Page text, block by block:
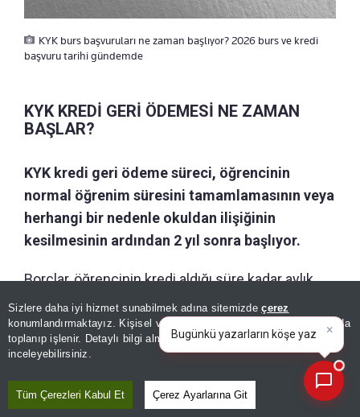
Sizlere daha iyi hizmet sunabilmek adına sitemizdeçerez
konumlandırmaktayız. Kişisel verileriniz, KVKK ve GDPR kapsamında
toplanıp işlenir. Detaylı bilgi almak içinAydınlatma Metnimizi
inceleyebilirsiniz.
Tüm Çerezleri Kabul Et Çerez Ayarlarına Git
KYK burs başvuruları ne zaman başlıyor? 2026 burs ve kredi
başvuru tarihi gündemde
KYK KREDİ GERİ ÖDEMESİ NE ZAMAN
BAŞLAR?
KYK kredi geri ödeme süreci, öğrencinin
normal öğrenim süresini tamamlamasının veya
herhangi bir nedenle okuldan ilişiğinin
kesilmesinin ardından 2 yıl sonra başlıyor.
Borçlar, öğrencinin kredi aldığı süre kadar aylık
taksitler halinde tahsil ediliyor. Öğrenciler borç
bilgilerini ve ödeme planlarını e-Devlet sistemi
üzerinden sorgulayabiliyor.
×
Haber asistanıyla s|